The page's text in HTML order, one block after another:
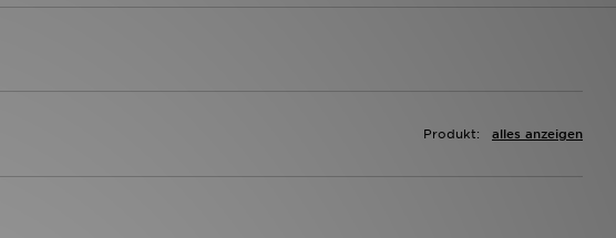
alles anzeigen
Produkt: